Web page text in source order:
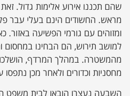
שהם תכננו אירוע אלימות גדול.
מראש. החשודים הינם בעלי עבר
ומזוהים עם גורמי הפשיעה באזור.
למושב תירוש, הם הבחינו במחסום
מהמשטרה. במהלך המרדף,
מחסניות וכדורים ולאחר מכן נתפסו
השבעה נעצרו הובאו לבית משפט